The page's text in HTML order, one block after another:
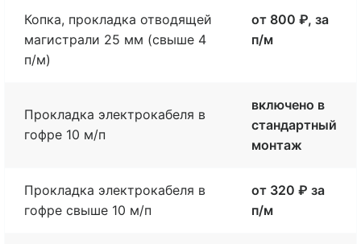
Копка, прокладка отводящей
магистрали 25 мм (свыше 4
п/м)
от 800 ₽, за
п/м
Прокладка электрокабеля в
гофре 10 м/п
включено в
стандартный
монтаж
Прокладка электрокабеля в
гофре свыше 10 м/п
от 320 ₽ за
п/м